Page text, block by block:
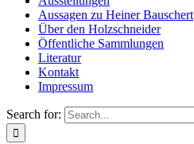
Aussagen zu Heiner Bauschert
Über den Holzschneider
Öffentliche Sammlungen
Literatur
Kontakt
Impressum
Search for: